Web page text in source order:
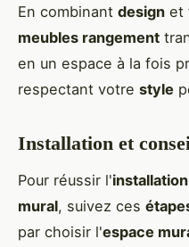
En combinant design et
meubles rangement
en un espace à la fois
respectant votre style
Installation et
Pour réussir l'installation
mural, suivez ces
par choisir l'espace